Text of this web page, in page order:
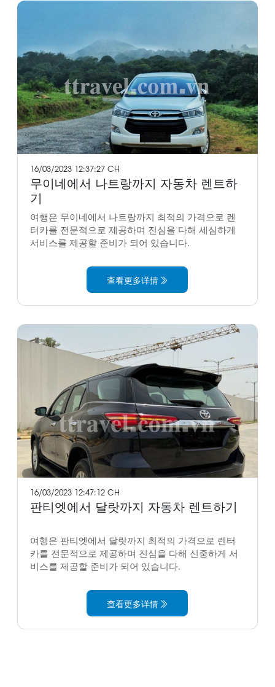
16/03/2023 12:37:27 CH
무이네에서 나트랑까지 자동차 렌트하
기
여행은 무이네에서 나트랑까지 최적의 가격으로 렌
터카를 전문적으로 제공하며 진심을 다해 세심하게
서비스를 제공할 준비가 되어 있습니다.
查看更多详情
16/03/2023 12:47:12 CH
판티엣에서 달랏까지 자동차 렌트하기
여행은 판티엣에서 달랏까지 최적의 가격으로 렌터
카를 전문적으로 제공하며 진심을 다해 신중하게 서
비스를 제공할 준비가 되어 있습니다.
查看更多详情